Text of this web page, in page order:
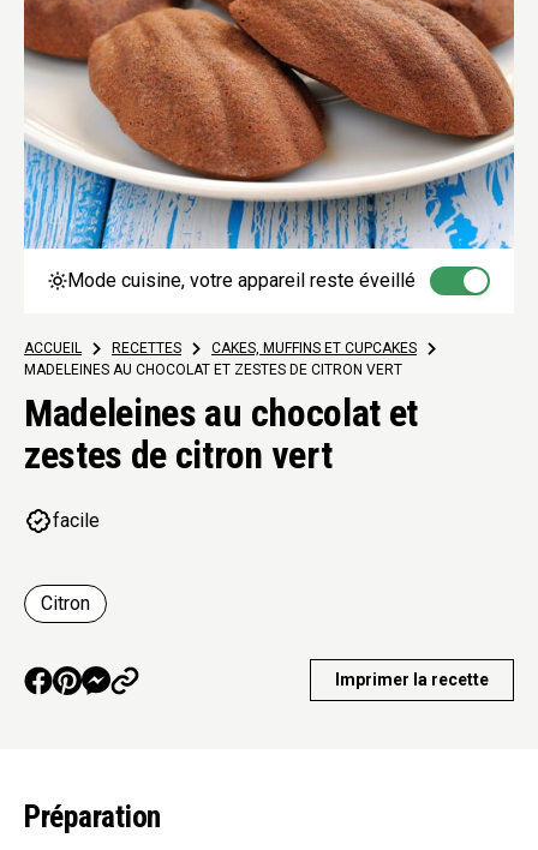
Mode cuisine, votre appareil reste éveillé
ACCUEIL > RECETTES > CAKES, MUFFINS ET CUPCAKES
>
MADELEINES AU CHOCOLAT ET ZESTES DE CITRON VERT
Madeleines au chocolat et
zestes de citron vert
facile
Citron
Imprimer la recette
Préparation